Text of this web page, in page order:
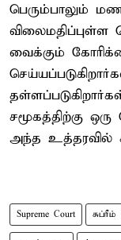
பெரும்பாலும்
விலைமதிப்புள்ள
வைக்கும்
சமூகத்திற்கு
அந்த உத்தரவில்
Supreme Court